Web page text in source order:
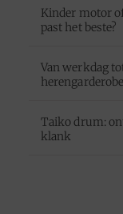
Kinder motor
past het beste?
Van werkdag
herengarderobe
Taiko drum:
klank